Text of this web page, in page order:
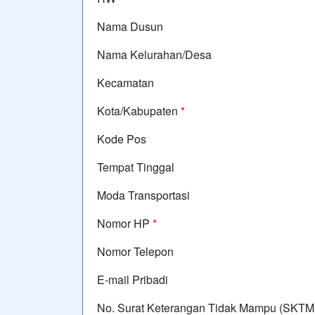
Nama Dusun
Nama Kelurahan/Desa
Kecamatan
Kota/Kabupaten *
Kode Pos
Tempat Tinggal
Moda Transportasi
Nomor HP *
Nomor Telepon
E-mail Pribadi
No. Surat Keterangan Tidak Mampu